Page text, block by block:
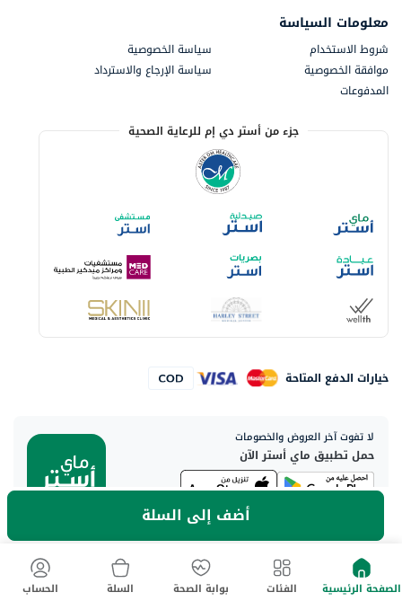
أضف إلى السلة
معلومات السياسة
شروط الاستخدام
سياسة الخصوصية
موافقة الخصوصية
سياسة الإرجاع والاسترداد
المدفوعات
جزء من أستر دي إم للرعاية الصحية
خيارات الدفع المتاحة
لا تفوت آخر العروض والخصومات
حمل تطبيق ماي أستر الآن
العنوان الرئيسي:
Aster DM Healthcare, 33rd Floor - Aspect Tower Business Bay, Dubai
- U.A.E
الصفحة الرئيسية الفئات بوابة الصحة السلة الحساب